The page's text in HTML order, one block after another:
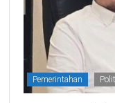
Pemerintahan